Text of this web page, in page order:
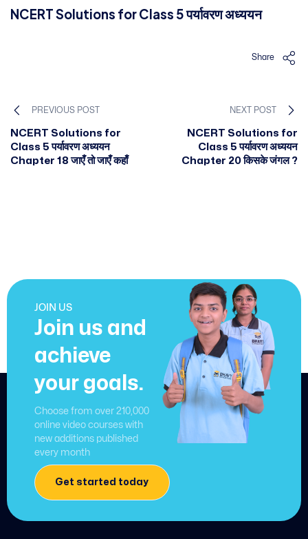
NCERT Solutions for Class 5 पर्यावरण अध्ययन
Share
PREVIOUS POST
NCERT Solutions for
Class 5 पर्यावरण अध्ययन
Chapter 18 जाएँ तो जाएँ कहाँ
NEXT POST
NCERT Solutions for
Class 5 पर्यावरण अध्ययन
Chapter 20 किसके जंगल ?
JOIN US
Join us and
achieve
your goals.
Choose from over 210,000
online video courses with
new additions published
every month
Get started today